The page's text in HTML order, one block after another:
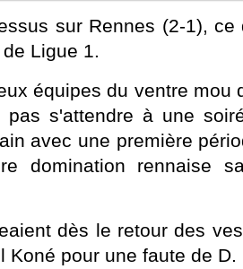
sur Rennes (2-1),
Ligue 1.
équipes du ventre mou
pas s'attendre à une
avec une première
domination rennaise
dès le retour des
Koné pour une faute de